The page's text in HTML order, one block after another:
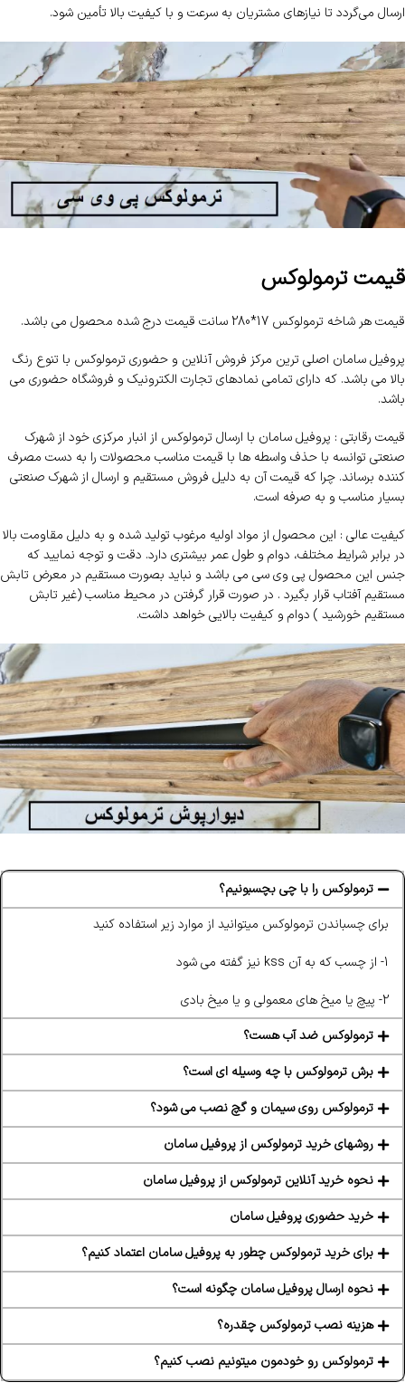
ارسال می‌گردد تا نیازهای مشتریان به سرعت و با کیفیت بالا تأمین شود.
قیمت ترمولوکس
قیمت هر شاخه ترمولوکس 17*280 سانت قیمت درج شده محصول می باشد.
پروفیل سامان اصلی ترین مرکز فروش آنلاین و حضوری ترمولوکس با تنوع رنگ
بالا می باشد. که دارای تمامی نمادهای تجارت الکترونیک و فروشگاه حضوری می
باشد.
قیمت رقابتی : پروفیل سامان با ارسال ترمولوکس از انبار مرکزی خود از شهرک
صنعتی توانسه با حذف واسطه ها با قیمت مناسب محصولات را به دست مصرف
کننده برساند. چرا که قیمت آن به دلیل فروش مستقیم و ارسال از شهرک صنعتی
بسیار مناسب و به صرفه است.
کیفیت عالی : این محصول از مواد اولیه مرغوب تولید شده و به دلیل مقاومت بالا
در برابر شرایط مختلف، دوام و طول عمر بیشتری دارد. دقت و توجه نمایید که
جنس این محصول پی وی سی می باشد و نباید بصورت مستقیم در معرض تابش
مستقیم آفتاب قرار بگیرد . در صورت قرار گرفتن در محیط مناسب (غیر تابش
مستقیم خورشید ) دوام و کیفیت بالایی خواهد داشت.
ترمولوکس را با چی بچسبونیم؟
برای چسباندن ترمولوکس میتوانید از موارد زیر استفاده کنید
1- از چسب که به آن kss نیز گفته می شود
2- پیچ یا میخ های معمولی و یا میخ بادی
ترمولوکس ضد آب هست؟
برش ترمولوکس با چه وسیله ای است؟
ترمولوکس روی سیمان و گچ نصب می شود؟
روشهای خرید ترمولوکس از پروفیل سامان
نحوه خرید آنلاین ترمولوکس از پروفیل سامان
خرید حضوری پروفیل سامان
برای خرید ترمولوکس چطور به پروفیل سامان اعتماد کنیم؟
نحوه ارسال پروفیل سامان چگونه است؟
هزینه نصب ترمولوکس چقدره؟
ترمولوکس رو خودمون میتونیم نصب کنیم؟